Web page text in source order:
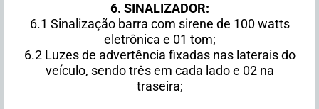
6. SINALIZADOR:
6.1 Sinalização barra com sirene de 100 watts
eletrônica e 01 tom;
6.2 Luzes de advertência fixadas nas laterais do
veículo, sendo três em cada lado e 02 na
traseira;